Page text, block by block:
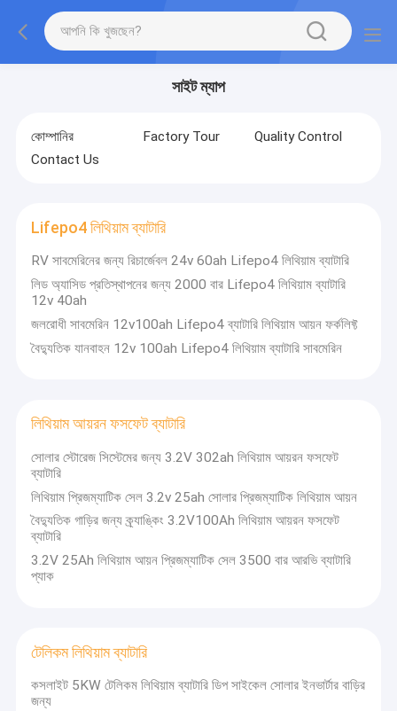
সাইট ম্যাপ
কোম্পানির Factory Tour
Quality Control
Contact Us
Lifepo4 লিথিয়াম ব্যাটারি
RV সাবমেরিনের জন্য রিচার্জেবল 24v 60ah Lifepo4 লিথিয়াম ব্যাটারি
লিড অ্যাসিড প্রতিস্থাপনের জন্য 2000 বার Lifepo4 লিথিয়াম ব্যাটারি
12v 40ah
জলরোধী সাবমেরিন 12v100ah Lifepo4 ব্যাটারি লিথিয়াম আয়ন ফর্কলিফ্ট
বৈদ্যুতিক যানবাহন 12v 100ah Lifepo4 লিথিয়াম ব্যাটারি সাবমেরিন
লিথিয়াম আয়রন ফসফেট ব্যাটারি
সোলার স্টোরেজ সিস্টেমের জন্য 3.2V 302ah লিথিয়াম আয়রন ফসফেট
ব্যাটারি
লিথিয়াম প্রিজম্যাটিক সেল 3.2v 25ah সোলার প্রিজম্যাটিক লিথিয়াম আয়ন
বৈদ্যুতিক গাড়ির জন্য ক্র্যাঙ্কিং 3.2V100Ah লিথিয়াম আয়রন ফসফেট
ব্যাটারি
3.2V 25Ah লিথিয়াম আয়ন প্রিজম্যাটিক সেল 3500 বার আরভি ব্যাটারি
প্যাক
টেলিকম লিথিয়াম ব্যাটারি
কসলাইট 5KW টেলিকম লিথিয়াম ব্যাটারি ডিপ সাইকেল সোলার ইনভার্টার বাড়ির
জন্য